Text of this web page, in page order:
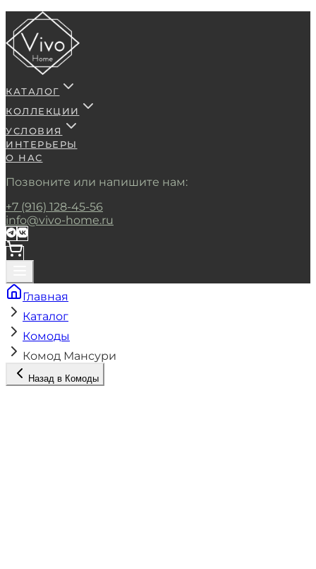
КАТАЛОГ
КОЛЛЕКЦИИ
УСЛОВИЯ
ИНТЕРЬЕРЫ
О НАС
Позвоните или напишите нам:
+7 (916) 128-45-56
info@vivo-home.ru
Главная
Каталог
Комоды
Комод Мансури
Назад в Комоды